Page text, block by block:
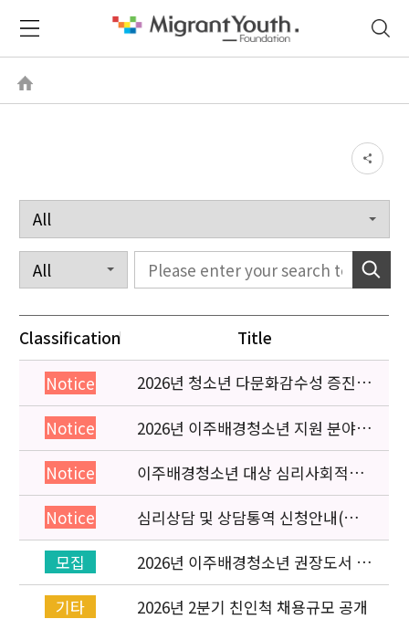
Classification Title
Notice
2026년 청소년 다문화감수성 증진
프로그램 「다가감」신청기관 안내
Notice
2026년 이주배경청소년 지원 분야
종사자 역량강화 교육 일정 안내
Notice
이주배경청소년 대상 심리사회적응
검사 연수동영상 개편 안내
Notice
심리상담 및 상담통역 신청안내(의뢰
서첨부)
모집
2026년 이주배경청소년 권장도서 목
록 구성을 위한 청소년 참여 이벤트
안내
[New post]
기타
2026년 2분기 친인척 채용규모 공개